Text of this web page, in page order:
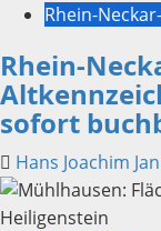
Rhein-
Rhein-
sofort
Hans Joachim